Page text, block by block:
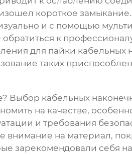
короткое замыкание.
и с помощью
к
для пайки
таких
Выбор кабельных
на качестве,
и требования
на материал,
зарекомендовали себя